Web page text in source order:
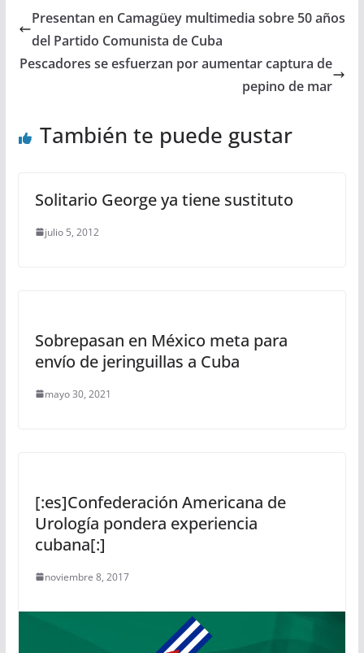
Presentan en Camagüey multimedia sobre 50 años
del Partido Comunista de Cuba
Pescadores se esfuerzan por aumentar captura de
pepino de mar
También te puede gustar
Solitario George ya tiene sustituto
julio 5, 2012
Sobrepasan en México meta para
envío de jeringuillas a Cuba
mayo 30, 2021
[:es]Confederación Americana de
Urología pondera experiencia
cubana[:]
noviembre 8, 2017